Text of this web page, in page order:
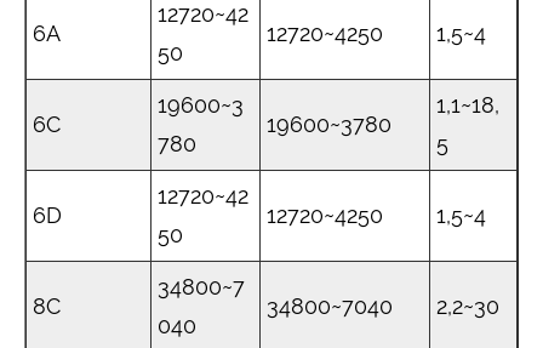
6A
12720~42
50
12720~4250 1,5~4
6C
19600~3
780
19600~3780
1,1~18,
5
6D
12720~42
50
12720~4250 1,5~4
8C
34800~7
040
34800~7040 2,2~30